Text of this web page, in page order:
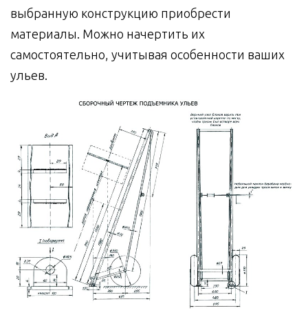
выбранную конструкцию приобрести
материалы. Можно начертить их
самостоятельно, учитывая особенности ваших
ульев.